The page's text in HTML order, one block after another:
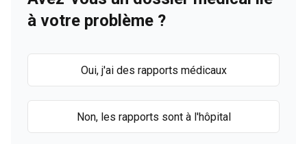
à votre problème ?
Oui, j'ai des rapports médicaux
Non, les rapports sont à l'hôpital